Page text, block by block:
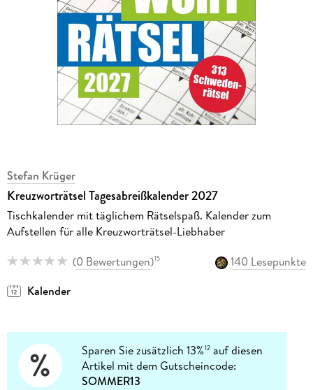
Stefan Krüger
Kreuzworträtsel Tagesabreißkalender 2027
Tischkalender mit täglichem Rätselspaß. Kalender zum
Aufstellen für alle Kreuzworträtsel-Liebhaber
(0 Bewertungen)15
140 Lesepunkte
Kalender
Sparen Sie zusätzlich 13%12 auf diesen
Artikel mit dem Gutscheincode:
SOMMER13